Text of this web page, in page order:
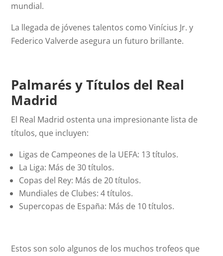
mundial.
La llegada de jóvenes talentos como Vinícius Jr. y
Federico Valverde asegura un futuro brillante.
Palmarés y Títulos del Real
Madrid
El Real Madrid ostenta una impresionante lista de
títulos, que incluyen:
Ligas de Campeones de la UEFA: 13 títulos.
La Liga: Más de 30 títulos.
Copas del Rey: Más de 20 títulos.
Mundiales de Clubes: 4 títulos.
Supercopas de España: Más de 10 títulos.
Estos son solo algunos de los muchos trofeos que